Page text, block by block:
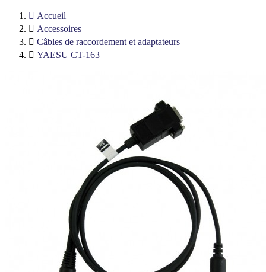
 Accueil
 Accessoires
 Câbles de raccordement et adaptateurs
 YAESU CT-163